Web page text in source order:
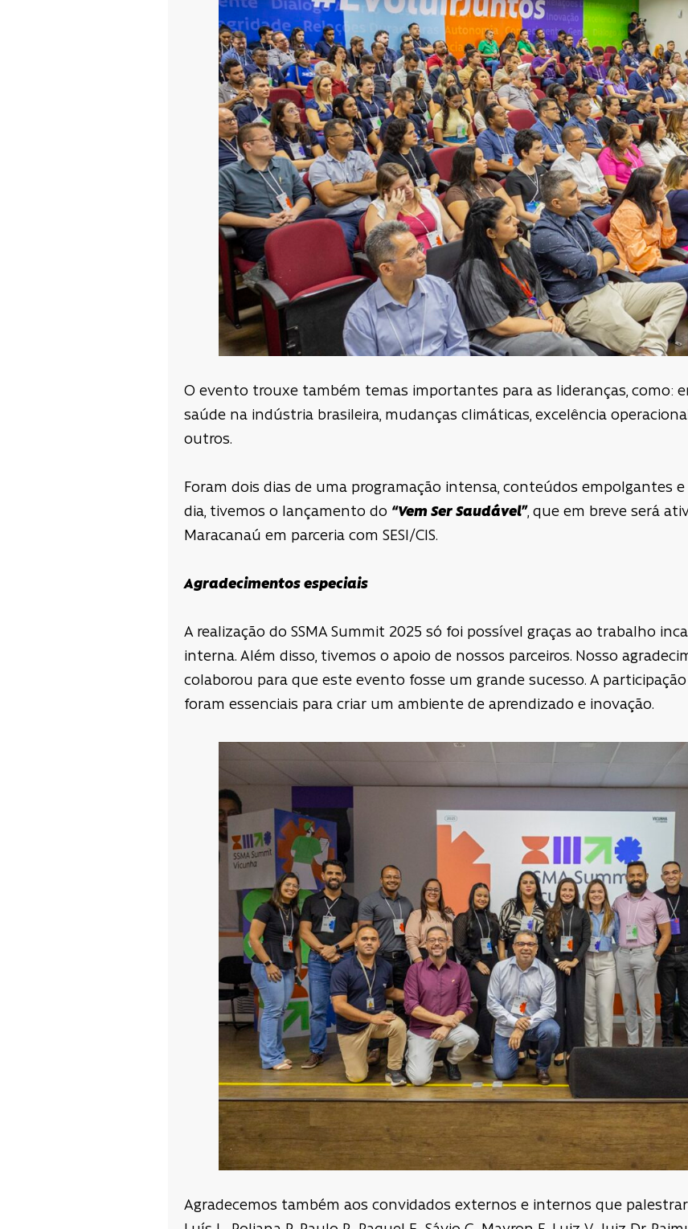
O evento trouxe também temas importantes para as lideranças, como:
saúde na indústria brasileira, mudanças climáticas, excelência
outros.
Foram dois dias de uma programação intensa, conteúdos empolgantes
dia, tivemos o lançamento do “Vem Ser Saudável”, que em breve será
Maracanaú em parceria com SESI/CIS.
Agradecimentos especiais
A realização do SSMA Summit 2025 só foi possível graças ao trabalho
interna. Além disso, tivemos o apoio de nossos parceiros. Nosso
colaborou para que este evento fosse um grande sucesso. A
foram essenciais para criar um ambiente de aprendizado e inovação.
Agradecemos também aos convidados externos e internos que